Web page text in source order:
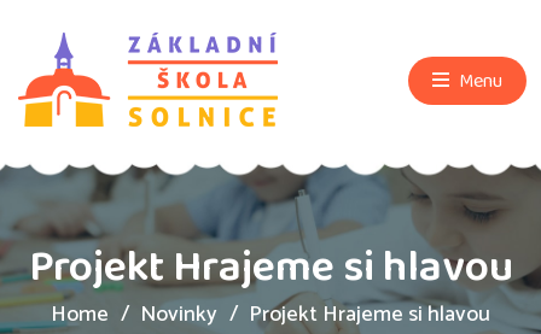
Menu
Projekt Hrajeme si hlavou
Home Novinky Projekt Hrajeme si hlavou